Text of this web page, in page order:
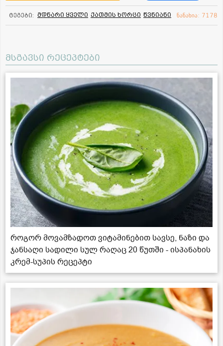
ტეგები: მდნარი ყველი ქათმის ხორცი წვნიანი ნანახია: 7178
მსგავსი რეცეპტები
როგორ მოვამზადოთ ვიტამინებით სავსე, ნაზი და
ჯანსაღი სადილი სულ რაღაც 20 წუთში - ისპანახის
კრემ-სუპის რეცეპტი